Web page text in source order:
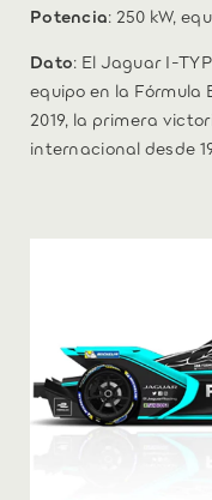
Potencia: 250 kW,
Dato: El Jaguar I-
equipo en la Fórmula
2019, la primera
internacional desde